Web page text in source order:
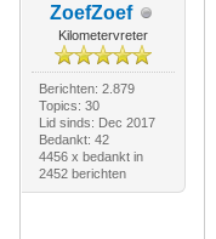
ZoefZoef
Kilometervreter
Berichten: 2.879
Topics: 30
Lid sinds: Dec 2017
Bedankt: 42
4456 x bedankt in
2452 berichten